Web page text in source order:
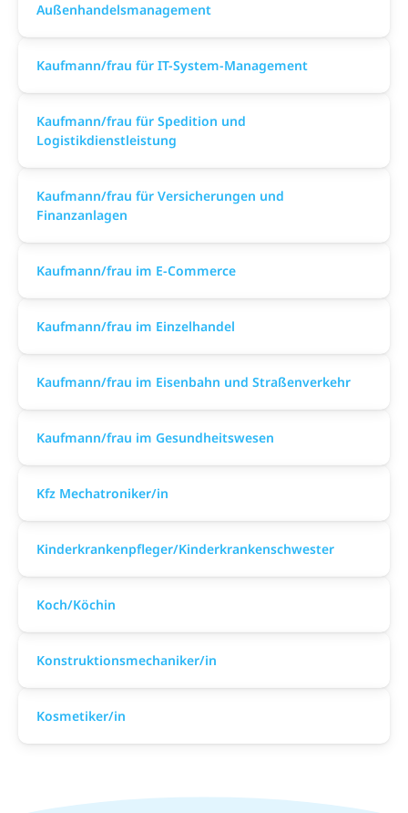
Außenhandelsmanagement
Kaufmann/frau für IT-System-Management
Kaufmann/frau für Spedition und
Logistikdienstleistung
Kaufmann/frau für Versicherungen und
Finanzanlagen
Kaufmann/frau im E-Commerce
Kaufmann/frau im Einzelhandel
Kaufmann/frau im Eisenbahn und Straßenverkehr
Kaufmann/frau im Gesundheitswesen
Kfz Mechatroniker/in
Kinderkrankenpfleger/Kinderkrankenschwester
Koch/Köchin
Konstruktionsmechaniker/in
Kosmetiker/in